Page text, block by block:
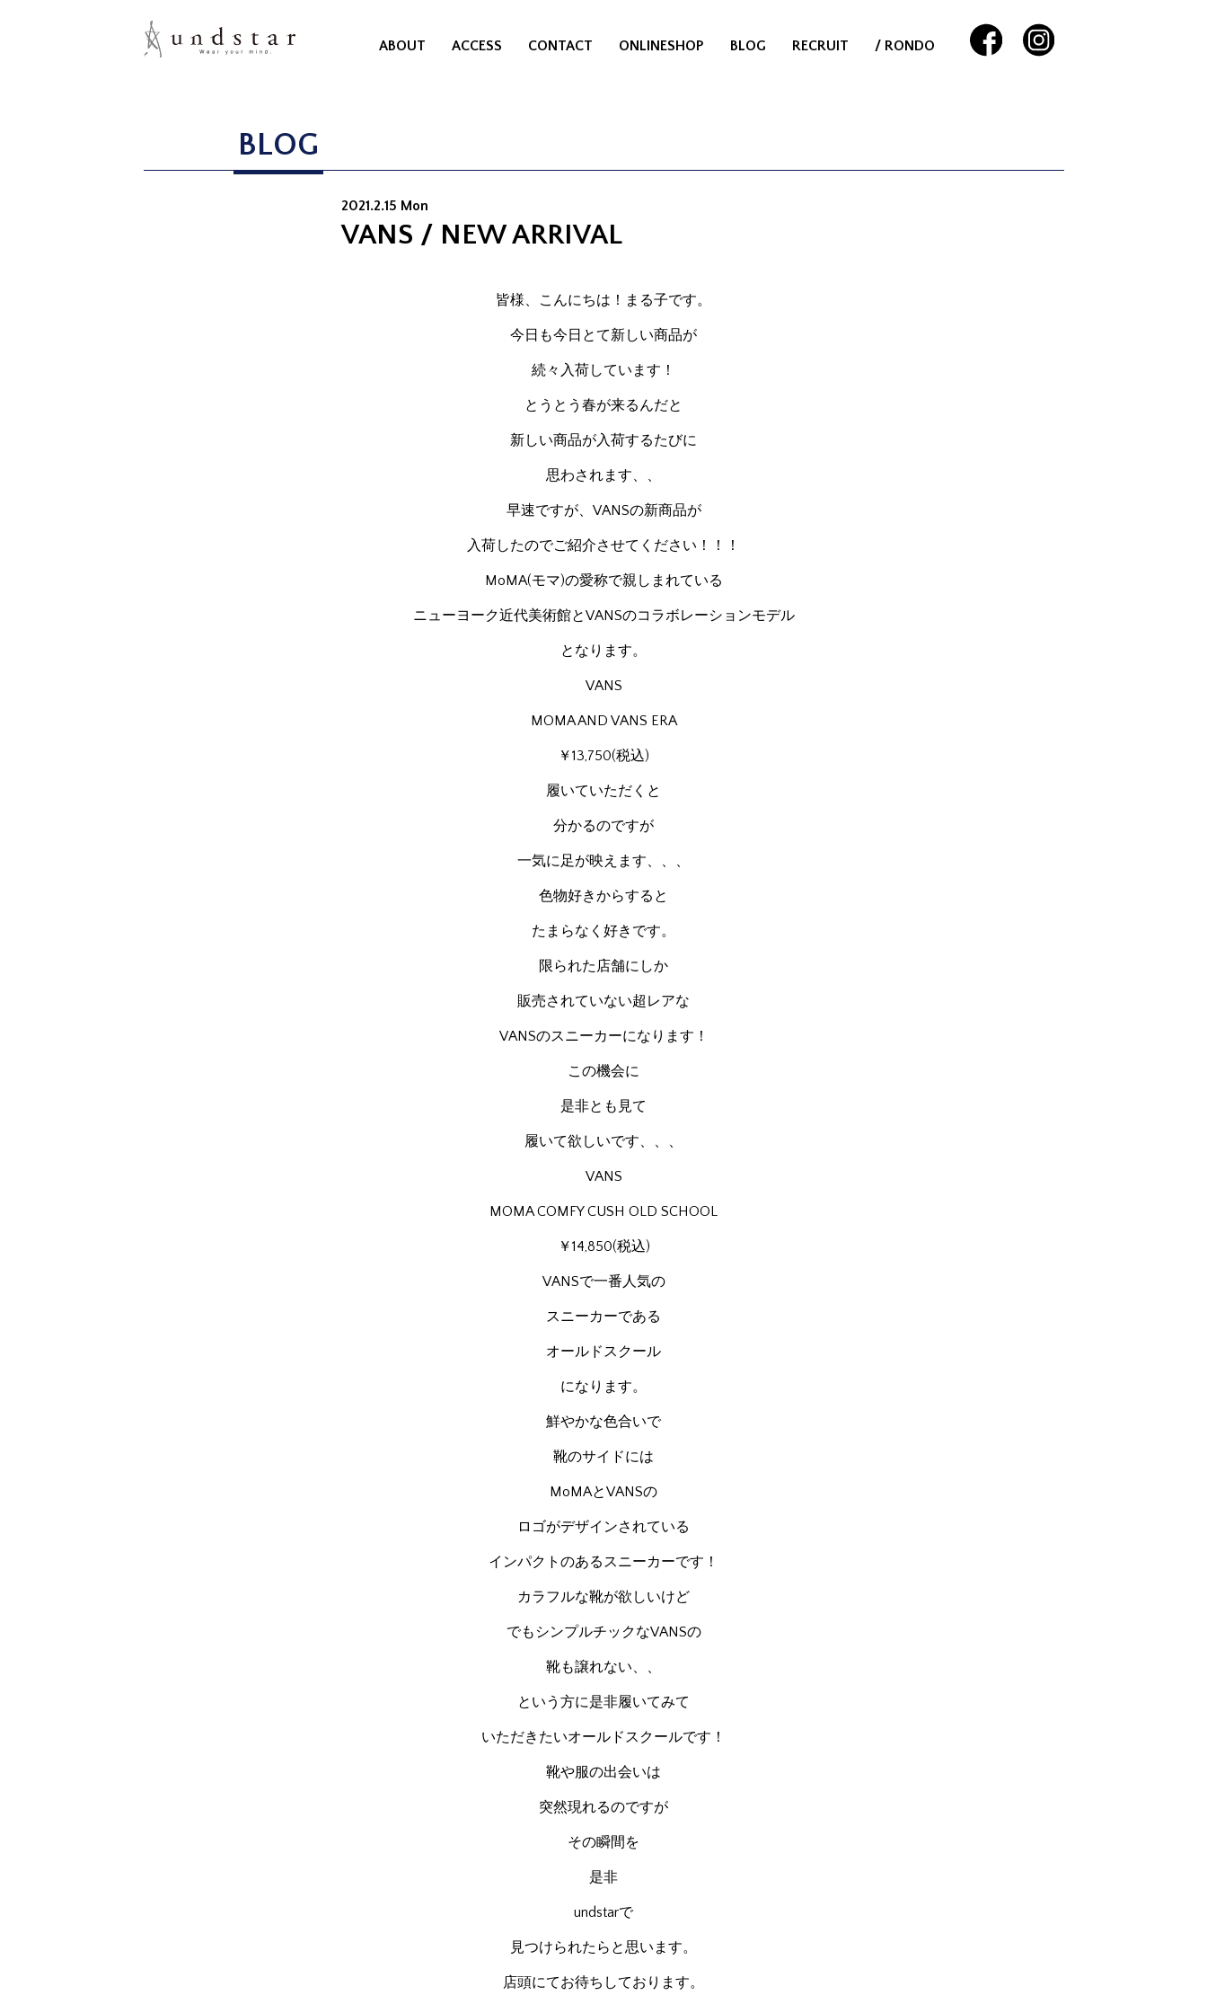
ABOUT ACCESS CONTACT ONLINESHOP BLOG RECRUIT / RONDO
BLOG
2021.2.15 Mon
VANS / NEW ARRIVAL
皆様、こんにちは！まる子です。
今日も今日とて新しい商品が
続々入荷しています！
とうとう春が来るんだと
新しい商品が入荷するたびに
思わされます、、
早速ですが、VANSの新商品が
入荷したのでご紹介させてください！！！
MoMA(モマ)の愛称で親しまれている
ニューヨーク近代美術館とVANSのコラボレーションモデル
となります。
VANS
MOMA AND VANS ERA
￥13,750(税込)
履いていただくと
分かるのですが
一気に足が映えます、、、
色物好きからすると
たまらなく好きです。
限られた店舗にしか
販売されていない超レアな
VANSのスニーカーになります！
この機会に
是非とも見て
履いて欲しいです、、、
VANS
MOMA COMFY CUSH OLD SCHOOL
￥14,850(税込)
VANSで一番人気の
スニーカーである
オールドスクール
になります。
鮮やかな色合いで
靴のサイドには
MoMAとVANSの
ロゴがデザインされている
インパクトのあるスニーカーです！
カラフルな靴が欲しいけど
でもシンプルチックなVANSの
靴も譲れない、、
という方に是非履いてみて
いただきたいオールドスクールです！
靴や服の出会いは
突然現れるのですが
その瞬間を
是非
undstarで
見つけられたらと思います。
店頭にてお待ちしております。